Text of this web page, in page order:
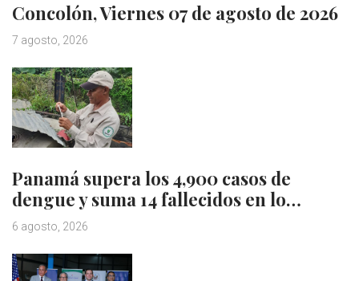
Concolón, Viernes 07 de agosto de 2026
7 agosto, 2026
Panamá supera los 4,900 casos de
dengue y suma 14 fallecidos en lo…
6 agosto, 2026